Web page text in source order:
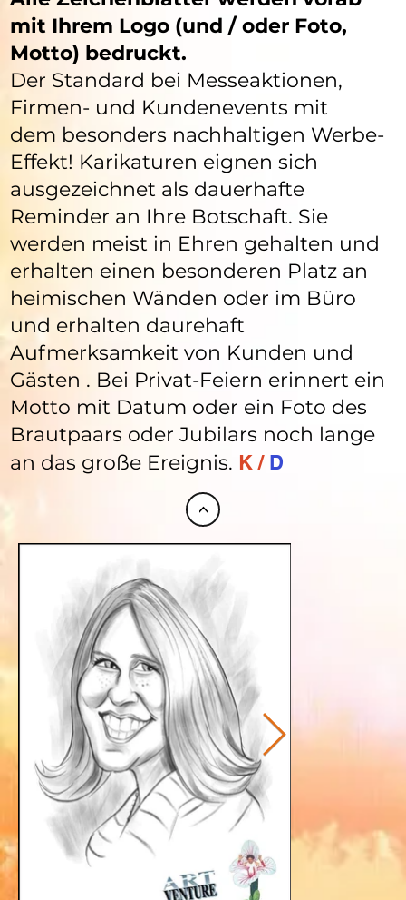
mit Ihrem Logo (und / oder Foto,
Motto) bedruckt.
Der Standard bei Messeaktionen,
Firmen- und Kundenevents mit
dem besonders nachhaltigen Werbe-
Effekt! Karikaturen eignen sich
ausgezeichnet als dauerhafte
Reminder an Ihre Botschaft. Sie
werden meist in Ehren gehalten und
erhalten einen besonderen Platz an
heimischen Wänden oder im Büro
und erhalten daurehaft
Aufmerksamkeit von Kunden und
Gästen . Bei Privat-Feiern erinnert ein
Motto mit Datum oder ein Foto des
Brautpaars oder Jubilars noch lange
an das große Ereignis. K / D
<